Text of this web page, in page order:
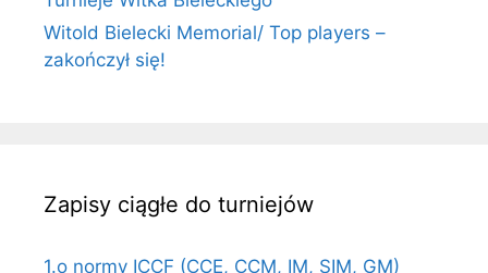
Witold Bielecki Memorial/ Top players –
zakończył się!
Zapisy ciągłe do turniejów
1.o normy ICCF (CCE, CCM, IM, SIM, GM)